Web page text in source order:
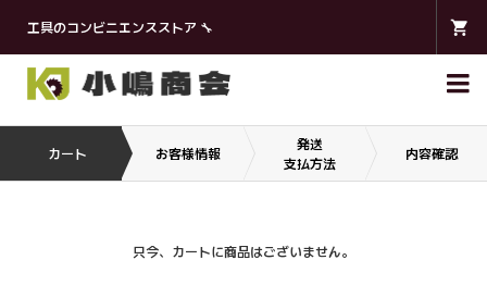
工具のコンビニエンスストア 🔧

カート お客様情報
発送
支払方法
内容確認
只今、カートに商品はございません。